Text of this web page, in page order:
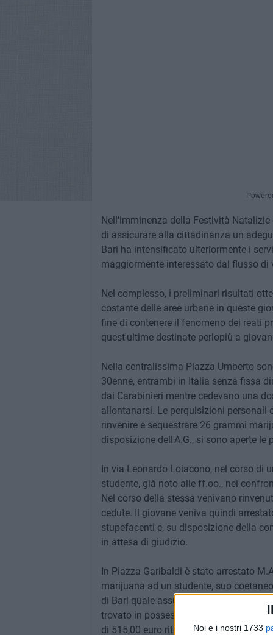
Noi e i nostri 1733
Nell'imminenza della Festività
di assicurare alla cittadinanza un
Bari ha intensificato ulteriormente i
maggiormente interessato dal flusso
Nel complesso, i preliminari risultati
costante delle aree urbane in queste
fine di contenere il fenomeno dei reati
quest'ultime destinate perlopiù a
Nella centralissima Piazza Umberto
30enne, entrambi in Italia senza fissa
dai Carabinieri mentre cedevano una
allontanarsi. Le perquisizioni personali
rinvenire e sequestrare 26 grammi
disposizione dell'A.G., si sono aperte le
In via Leonardo Loiacono, nel corso di
studente, già noto alle ff.oo., nei
Nel corso della stessa venivano
cedute. Il giovane veniva quindi
stupefacenti e, su disposizione della
in attesa di giudizio.
In Piazza Garibaldi è stato arrestato
marijuana ad un studente, suo
di Bari quale assuntore di sostanze
trovato in possesso di altri 10 grammi
di 515,00 euro ritenuta il provento